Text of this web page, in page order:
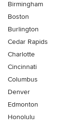
Birmingham
Boston
Burlington
Cedar Rapids
Charlotte
Cincinnati
Columbus
Denver
Edmonton
Honolulu